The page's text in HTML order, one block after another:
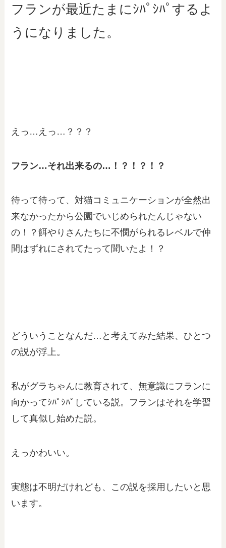
フランが最近たまにｼﾊﾟｼﾊﾟするよ
うになりました。
えっ…えっ…？？？
フラン…それ出来るの…！？！？！？
待って待って、対猫コミュニケーションが全然出
来なかったから公園でいじめられたんじゃない
の！？餌やりさんたちに不憫がられるレベルで仲
間はずれにされてたって聞いたよ！？
どういうことなんだ…と考えてみた結果、ひとつ
の説が浮上。
私がグラちゃんに教育されて、無意識にフランに
向かってｼﾊﾟｼﾊﾟしている説。フランはそれを学習
して真似し始めた説。
えっかわいい。
実態は不明だけれども、この説を採用したいと思
います。